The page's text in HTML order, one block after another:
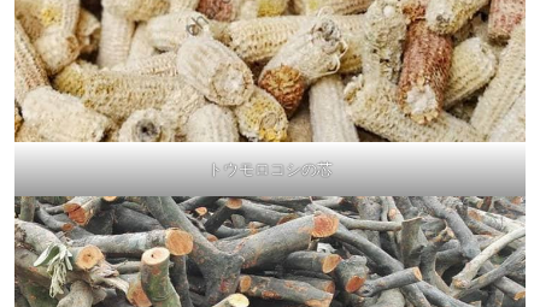
トウモロコシの芯